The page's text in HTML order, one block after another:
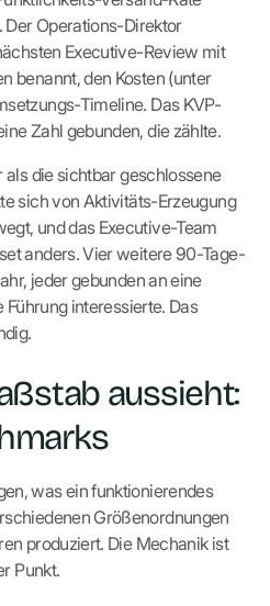
Operations-Direktor
Executive-Review mit
benannt, den Kosten (unter
Timeline. Das KVP-
Zahl gebunden, die zählte.
als die sichtbar geschlossene
sich von Aktivitäts-Erzeugung
und das Executive-Team
anders. Vier weitere 90-Tage-
jeder gebunden an eine
Führung interessierte. Das
aussieht:
was ein funktionierendes
Größenordnungen
produziert. Die Mechanik ist
Punkt.